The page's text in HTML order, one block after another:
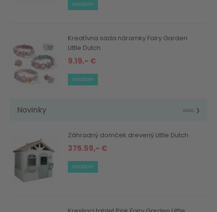
skladom
Kreatívna sada náramky Fairy Garden
Little Dutch
9.19,- €
skladom
Novinky viac ❯
Záhradný domček drevený Little Dutch
375.59,- €
skladom